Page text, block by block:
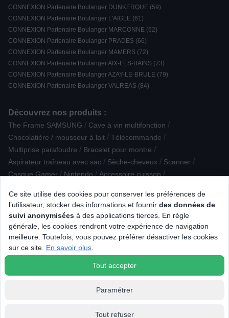
Ce site utilise des cookies pour conserver les préférences de
l’utilisateur, stocker des informations et fournir des données de
suivi anonymisées à des applications tierces. En règle
générale, les cookies rendront votre expérience de navigation
meilleure. Toutefois, vous pouvez préférer désactiver les cookies
sur ce site. En savoir plus
Tout accepter
Paramétrer
Tout refuser
CONNEXION Partenaire Boulanger DUNKERQUE (59)
CONNEXION Partenaire Boulanger L'AIGLE (61)
CONNEXION Partenaire Boulanger MARCONNE (62)
CONNEXION Partenaire Boulanger PRADES (66)
CONNEXION Partenaire Boulanger MAMERS (72)
CONNEXION Partenaire Boulanger AIX-LES-BAINS (73)
CONNEXION Partenaire Boulanger AZAY-LE-BRULE (79)
CONNEXION Partenaire Boulanger VALREAS (84)
Découvrez nos produits :
The Frame SAMSUNG / Cave à vin multifonction /
Chocolatière / mousseur à lait / Télécommande /
Multiprise parafoudre / Bracelet pour montre /
Aspirateur traîneau avec sac / Sèche-cheveux / Scanner /
Casque Gamer / Nintendo / Accessoire cuisson /
Casque sans fil et ANC Arceau Soin visage /
Réfrigérateur avec freezer
Micro-ondes encastrable Téléphone filaire
Cave à vin encastrable / Aspirateur traîneau sans sac /
Four Ecoclean / Hydrolyse
© 2026 Tous droits réservés Connexion.fr